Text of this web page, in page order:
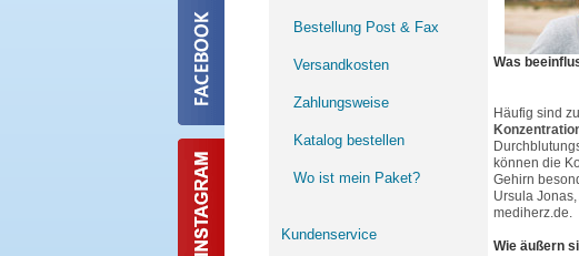
Was
Häufig sind
können die
Gehirn
Ursula
mediherz.de.
Wie äußern
Bestellung Post & Fax
Versandkosten
Zahlungsweise
Katalog bestellen
Wo ist mein Paket?
Kundenservice